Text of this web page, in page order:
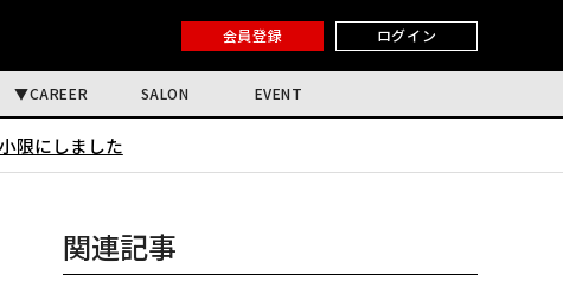
会員登録 ログイン
CAREER SALON EVENT
限にしました
関連記事